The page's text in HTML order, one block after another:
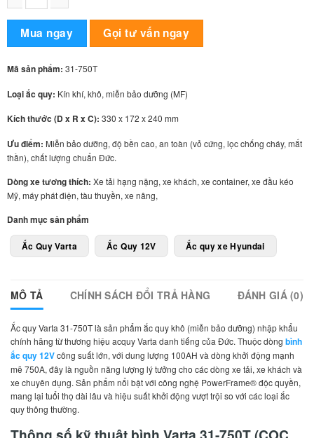
Ắc Quy Varta 31-750T (CỌC BULON) (12V - 100Ah) số lượng
Mua ngay Gọi tư vấn ngay
Mã sản phẩm: 31-750T
Loại ắc quy: Kín khí, khô, miễn bảo dưỡng (MF)
Kích thước (D x R x C): 330 x 172 x 240 mm
Ưu điểm: Miễn bảo dưỡng, độ bền cao, an toàn (vỏ cứng, lọc chống cháy, mắt
thần), chất lượng chuẩn Đức.
Dòng xe tương thích: Xe tải hạng nặng, xe khách, xe container, xe đầu kéo
Mỹ, máy phát điện, tàu thuyền, xe nâng,
Danh mục sản phẩm
Ắc Quy Varta Ắc Quy 12V Ắc quy xe Hyundai
MÔ TẢ CHÍNH SÁCH ĐỔI TRẢ HÀNG ĐÁNH GIÁ (0)
Ắc quy Varta 31-750T là sản phẩm ắc quy khô (miễn bảo dưỡng) nhập khẩu
chính hãng từ thương hiệu acquy Varta danh tiếng của Đức. Thuộc dòng bình
ắc quy 12Vcông suất lớn, với dung lượng 100AH và dòng khởi động mạnh
mẽ 750A, đây là nguồn năng lượng lý tưởng cho các dòng xe tải, xe khách và
xe chuyên dụng. Sản phẩm nổi bật với công nghệ PowerFrame® độc quyền,
mang lại tuổi thọ dài lâu và hiệu suất khởi động vượt trội so với các loại ắc
quy thông thường.